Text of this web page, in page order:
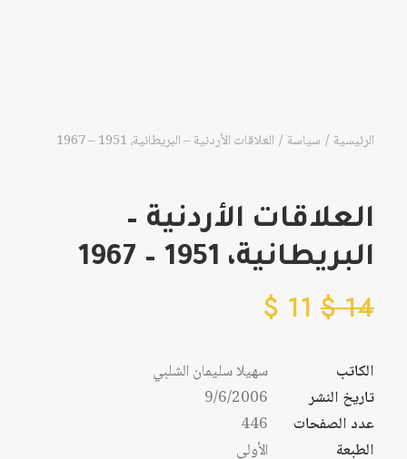
الرئيسية سياسة العلاقات الأردنية – البريطانية، 1951 – 1967
العلاقات الأردنية –
البريطانية، 1951 – 1967
14
$
11
$
الكاتب
سهيلا سليمان الشلبي
تاريخ النشر
9/6/2006
عدد الصفحات
446
الطبعة
الأولى